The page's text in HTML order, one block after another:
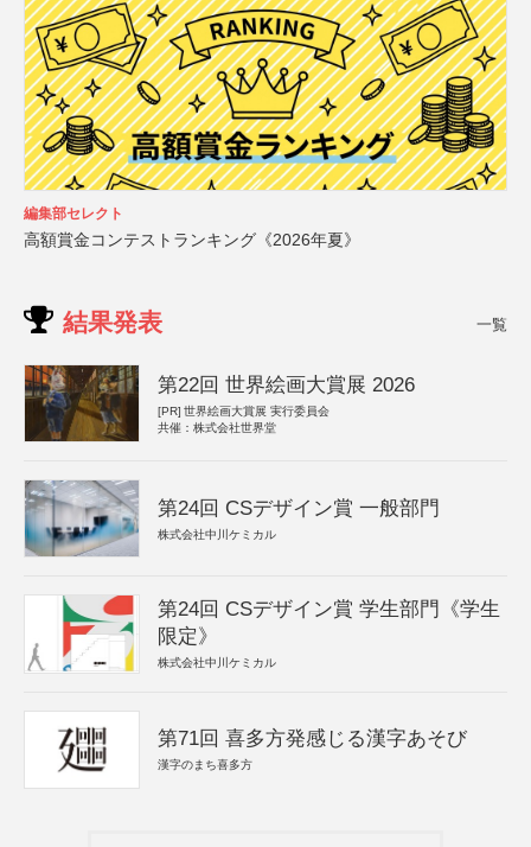
編集部セレクト
高額賞金コンテストランキング《2026年夏》
結果発表 一覧
第22回 世界絵画大賞展 2026
[PR] 世界絵画大賞展 実行委員会
共催：株式会社世界堂
第24回 CSデザイン賞 一般部門
株式会社中川ケミカル
第24回 CSデザイン賞 学生部門《学生
限定》
株式会社中川ケミカル
第71回 喜多方発感じる漢字あそび
漢字のまち喜多方